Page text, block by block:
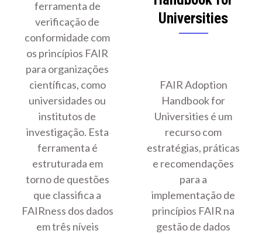
ferramenta de
verificação de
conformidade com
os princípios FAIR
para organizações
científicas, como
universidades ou
institutos de
investigação. Esta
ferramenta é
estruturada em
torno de questões
que classifica a
FAIRness dos dados
em três níveis
Universities
FAIR Adoption
Handbook for
Universities é um
recurso com
estratégias, práticas
e recomendações
para a
implementação de
princípios FAIR na
gestão de dados